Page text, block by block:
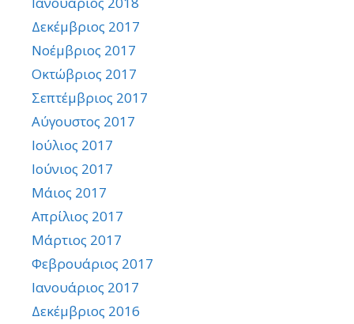
Δεκέμβριος 2017
Νοέμβριος 2017
Οκτώβριος 2017
Σεπτέμβριος 2017
Αύγουστος 2017
Ιούλιος 2017
Ιούνιος 2017
Μάιος 2017
Απρίλιος 2017
Μάρτιος 2017
Φεβρουάριος 2017
Ιανουάριος 2017
Δεκέμβριος 2016